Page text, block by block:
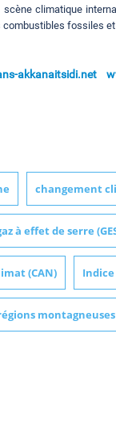
climatique
fossiles
akkanaitsidi.net
changement
à effet de serre
(CAN)